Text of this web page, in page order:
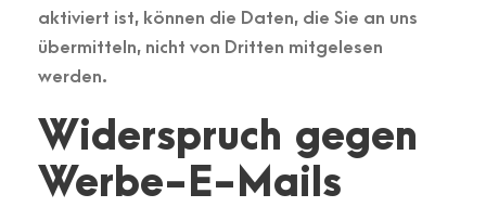
aktiviert ist, können die Daten, die Sie an uns
übermitteln, nicht von Dritten mitgelesen
werden.
Widerspruch gegen
Werbe-E-Mails